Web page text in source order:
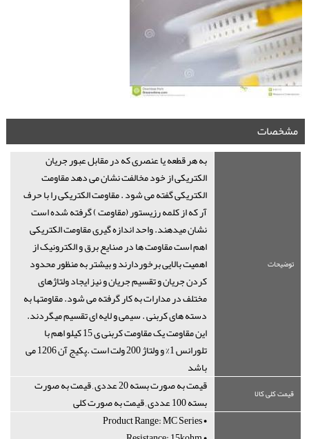
مشخصات
به هر قطعه یا عنصری که در مقابل عبور جریان
الکتریکی از خود مخالفت نشان می دهد مقاومت
الکتریکی گفته می شود . مقاومت الکتریکی را با حرف
آر که از کلمه رزیستور (مقاومت ) گرفته شده است
نشان میدهند. واحد اندازه گیری مقاومت الکتریکی
اهم است مقاومت ها در صنایع برق و الکترونیک از
اهمیت بالایی برخوردارند و بیشتر به منظور محدود
کردن جریان و تقسیم جریان و نیز ایجاد ولتاژهای
مختلف در مدارات به کار گرفته می شود. مقاومتها به
دسته های کربنی . سیمی و لایه ای تقسیم میگردند.
این مقاومت یک مقاومت کربنی ی 15 کیلو اهم با
تلورانس 1% و ولتاژ 200 ولت است .پکیج آن 1206 می
باشد
توضیحات
قیمت به صورت بسته 20 عددی , قیمت به صورت
بسته 100 عددی , قیمت به صورت کلی
قیمت کلی کالا
• Product Range: MC Series